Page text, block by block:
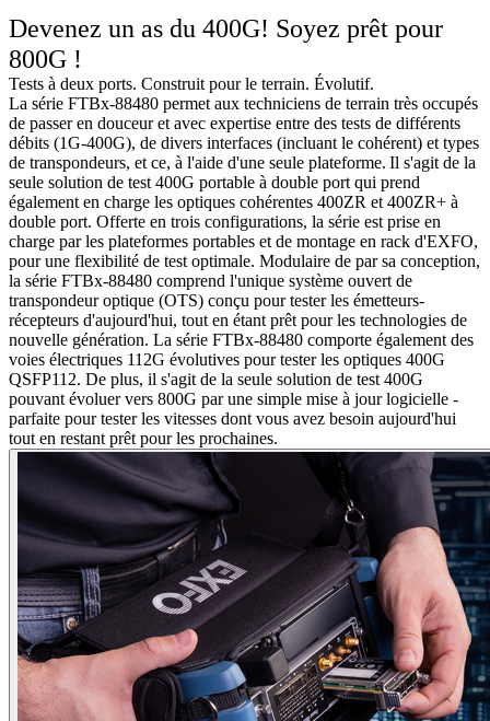
Devenez un as du 400G! Soyez prêt pour
800G !
Tests à deux ports. Construit pour le terrain. Évolutif.
La série FTBx-88480 permet aux techniciens de terrain très occupés
de passer en douceur et avec expertise entre des tests de différents
débits (1G-400G), de divers interfaces (incluant le cohérent) et types
de transpondeurs, et ce, à l'aide d'une seule plateforme. Il s'agit de la
seule solution de test 400G portable à double port qui prend
également en charge les optiques cohérentes 400ZR et 400ZR+ à
double port. Offerte en trois configurations, la série est prise en
charge par les plateformes portables et de montage en rack d'EXFO,
pour une flexibilité de test optimale. Modulaire de par sa conception,
la série FTBx-88480 comprend l'unique système ouvert de
transpondeuroptique (OTS) conçu pour tester les émetteurs-
récepteurs d'aujourd'hui, tout en étant prêt pour les technologies de
nouvelle génération. La série FTBx-88480 comporte également des
voies électriques 112G évolutives pour tester les optiques 400G
QSFP112. De plus, il s'agit de la seule solution de test 400G
pouvant évoluer vers 800G par une simple mise à jour logicielle -
parfaite pour tester les vitesses dont vous avez besoin aujourd'hui
tout en restant prêt pour les prochaines.